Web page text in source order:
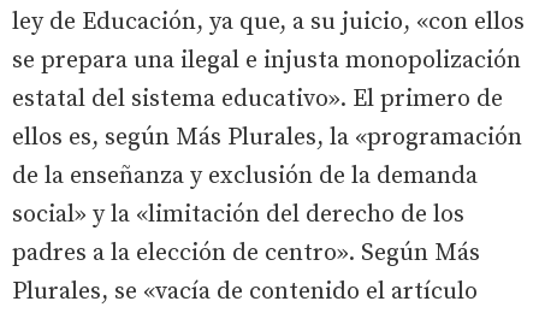
ley de Educación, ya que, a su juicio, «con ellos
se prepara una ilegal e injusta monopolización
estatal del sistema educativo». El primero de
ellos es, según Más Plurales, la «programación
de la enseñanza y exclusión de la demanda
social» y la «limitación del derecho de los
padres a la elección de centro». Según Más
Plurales, se «vacía de contenido el artículo